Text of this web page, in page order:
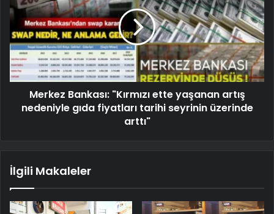
Merkez Bankası: "Kırmızı ette yaşanan artış
nedeniyle gıda fiyatları tarihi seyrinin üzerinde
arttı"
İlgili Makaleler